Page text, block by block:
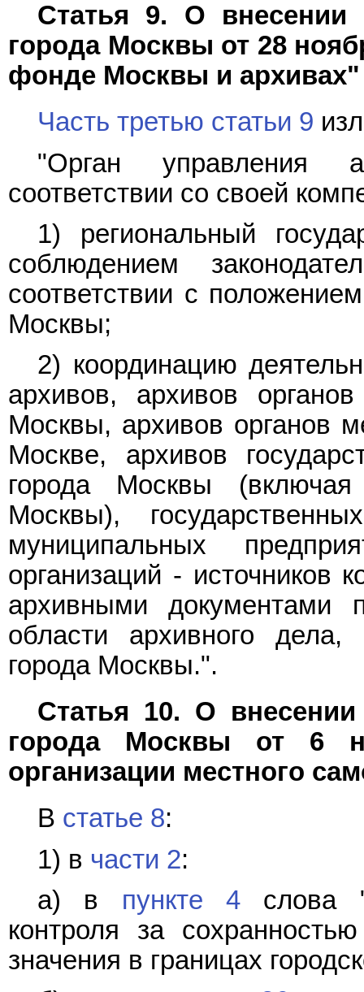
Статья 9. О внесении
города Москвы от 28
фонде Москвы и архивах"
Часть третью статьи 9
"Орган
соответствии со своей
1) региональный
соблюдением
соответствии с
Москвы;
2) координацию
архивов, архивов
Москвы, архивов органов
Москве, архивов
города Москвы (включая
Москвы),
муниципальных
организаций - источников
архивными документами
области архивного
города Москвы.".
Статья 10. О
города Москвы от 6
организации местного
В статье 8:
1) в части 2:
а) в пункте 4 слова
контроля за
значения в границах